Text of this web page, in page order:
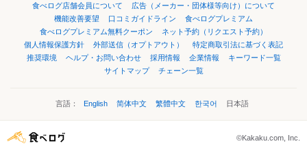
食べログ店舗会員について
広告（メーカー・団体様等向け）について
機能改善要望
口コミガイドライン
食べログプレミアム
食べログプレミアム無料クーポン
ネット予約（リクエスト予約）
個人情報保護方針
外部送信（オプトアウト）
特定商取引法に基づく表記
推奨環境
ヘルプ・お問い合わせ 採用情報 企業情報
キーワード一覧
サイトマップ
チェーン一覧
言語： English 简体中文 繁體中文 한국어 日本語
©Kakaku.com, Inc.